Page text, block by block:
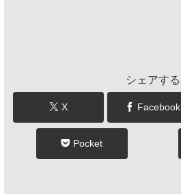
シェアする
X Facebook
Pocket